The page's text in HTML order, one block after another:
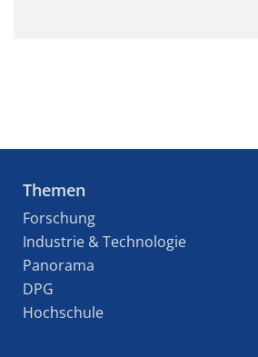
Themen
Forschung
Industrie & Technologie
Panorama
DPG
Hochschule